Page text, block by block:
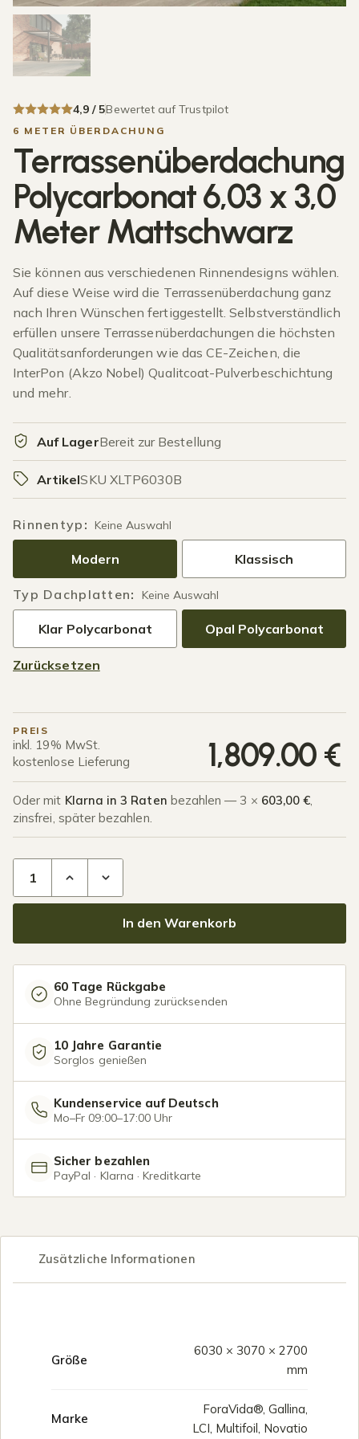
4,9 / 5Bewertet auf Trustpilot
6 METER ÜBERDACHUNG
Terrassenüberdachung
Polycarbonat 6,03 x 3,0
Meter Mattschwarz
Sie können aus verschiedenen Rinnendesigns wählen.
Auf diese Weise wird die Terrassenüberdachung ganz
nach Ihren Wünschen fertiggestellt. Selbstverständlich
erfüllen unsere Terrassenüberdachungen die höchsten
Qualitätsanforderungen wie das CE-Zeichen, die
InterPon (Akzo Nobel) Qualitcoat-Pulverbeschichtung
und mehr.
Auf LagerBereit zur Bestellung
ArtikelSKU XLTP6030B
Rinnentyp : Keine Auswahl
Modern Klassisch
Typ Dachplatten: Keine Auswahl
Klar Polycarbonat Opal Polycarbonat
Zurücksetzen
PREIS
inkl. 19% MwSt.
kostenlose Lieferung
1,809.00 €
Oder mit Klarna in 3 Raten bezahlen — 3 × 603,00 €,
zinsfrei, später bezahlen.
In den Warenkorb
60 Tage Rückgabe
Ohne Begründung zurücksenden
10 Jahre Garantie
Sorglos genießen
Kundenservice auf Deutsch
Mo–Fr 09:00–17:00 Uhr
Sicher bezahlen
PayPal · Klarna · Kreditkarte
Zusätzliche Informationen
Größe
6030 × 3070 × 2700
mm
Marke
ForaVida®, Gallina,
LCI, Multifoil, Novatio